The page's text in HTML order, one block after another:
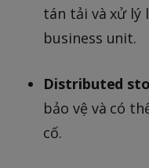
tán tải và xử lý
business unit.
Distributed
bảo vệ và có
cố.